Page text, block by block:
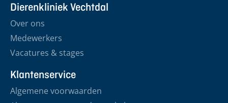
Dierenkliniek Vechtdal
Over ons
Medewerkers
Vacatures & stages
Klantenservice
Algemene voorwaarden